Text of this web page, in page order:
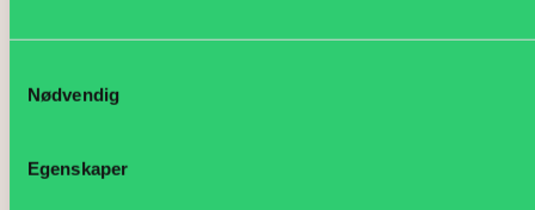
Nødvendig
Egenskaper